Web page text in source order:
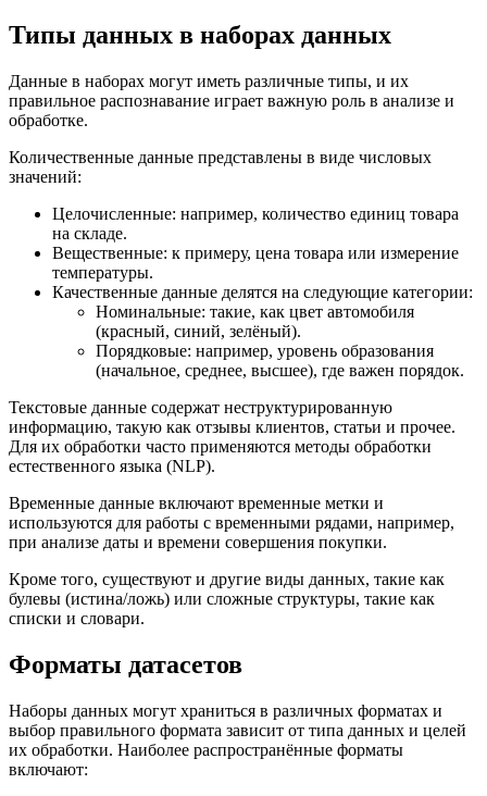
Типы данных в наборах данных
Данные в наборах могут иметь различные типы, и их
правильное распознавание играет важную роль в анализе и
обработке.
Количественные данные представлены в виде числовых
значений:
Целочисленные: например, количество единиц товара
на складе.
Вещественные: к примеру, цена товара или измерение
температуры.
Качественные данные делятся на следующие категории:
Номинальные: такие, как цвет автомобиля
(красный, синий, зелёный).
Порядковые: например, уровень образования
(начальное, среднее, высшее), где важен порядок.
Текстовые данные содержат неструктурированную
информацию, такую как отзывы клиентов, статьи и прочее.
Для их обработки часто применяются методы обработки
естественного языка (NLP).
Временные данные включают временные метки и
используются для работы с временными рядами, например,
при анализе даты и времени совершения покупки.
Кроме того, существуют и другие виды данных, такие как
булевы (истина/ложь) или сложные структуры, такие как
списки и словари.
Форматы датасетов
Наборы данных могут храниться в различных форматах и
выбор правильного формата зависит от типа данных и целей
их обработки. Наиболее распространённые форматы
включают: